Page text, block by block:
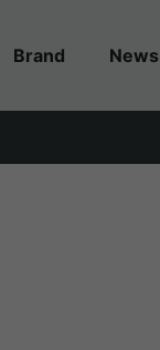
Brand News